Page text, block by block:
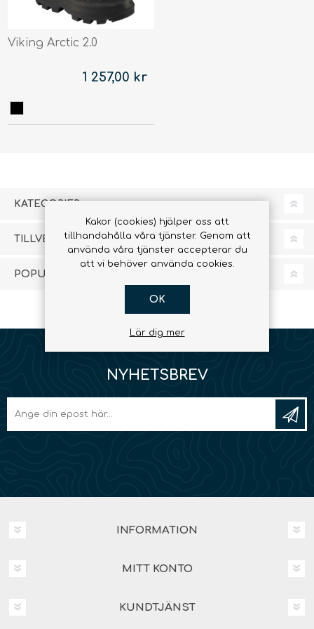
Viking Arctic 2.0
1 257,00 kr
KATEGORIER
TILLVERKARE
POPULÄRA TAGGAR
NYHETSBREV
INFORMATION
MITT KONTO
KUNDTJÄNST
Kakor (cookies) hjälper oss att
tillhandahålla våra tjänster. Genom att
använda våra tjänster accepterar du
att vi behöver använda cookies.
OK
Lär dig mer